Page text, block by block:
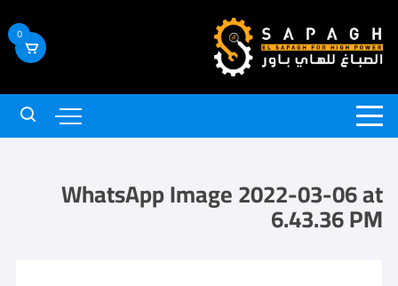
0
WhatsApp Image 2022-03-06 at
6.43.36 PM